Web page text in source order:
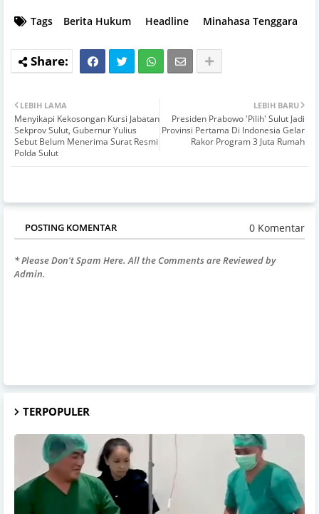
Tags Berita Hukum Headline Minahasa Tenggara
LEBIH BARU
Presiden Prabowo 'Pilih' Sulut Jadi
Provinsi Pertama Di Indonesia Gelar
Rakor Program 3 Juta Rumah
LEBIH LAMA
Menyikapi Kekosongan Kursi Jabatan
Sekprov Sulut, Gubernur Yulius
Sebut Belum Menerima Surat Resmi
Polda Sulut
POSTING KOMENTAR 0 Komentar
* Please Don't Spam Here. All the Comments are Reviewed by
Admin.
TERPOPULER